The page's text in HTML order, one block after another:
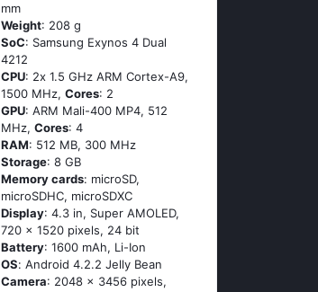
mm
Weight: 208 g
SoC: Sаmsung Ехynоs 4 Duаl
4212
CPU: 2х 1.5 GНz АRМ Соrtех-А9,
1500 MHz,Cores: 2
GPU: ARM Mali-400 MP4, 512
MHz,Cores: 4
RAM: 512 MB, 300 MHz
Storage: 8 GB
Memory cards: microSD,
microSDHC, microSDXC
Display: 4.3 in, Super AMOLED,
720 x 1520 pixels, 24 bit
Battery: 1600 mAh, Li-Ion
OS: Аndrоid 4.2.2 Jеlly Веаn
Camera: 2048 x 3456 pixels,